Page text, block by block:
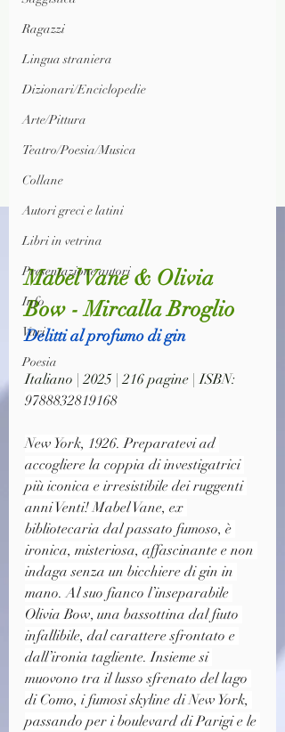
Ragazzi
Lingua straniera
Dizionari/Enciclopedie
Arte/Pittura
Teatro/Poesia/Musica
Collane
Autori greci e latini
Libri in vetrina
Presentazione autori
Info
Vari
Poesia
Mabel Vane & Olivia
Bow - Mircalla Broglio
Delitti al profumo di gin
Italiano | 2025 | 216 pagine | ISBN:
9788832819168
New York, 1926. Preparatevi ad
accogliere la coppia di investigatrici
più iconica e irresistibile dei ruggenti
anni Venti! Mabel Vane, ex
bibliotecaria dal passato fumoso, è
ironica, misteriosa, affascinante e non
indaga senza un bicchiere di gin in
mano. Al suo fianco l’inseparabile
Olivia Bow, una bassottina dal fiuto
infallibile, dal carattere sfrontato e
dall’ironia tagliente. Insieme si
muovono tra il lusso sfrenato del lago
di Como, i fumosi skyline di New York,
passando per i boulevard di Parigi e le